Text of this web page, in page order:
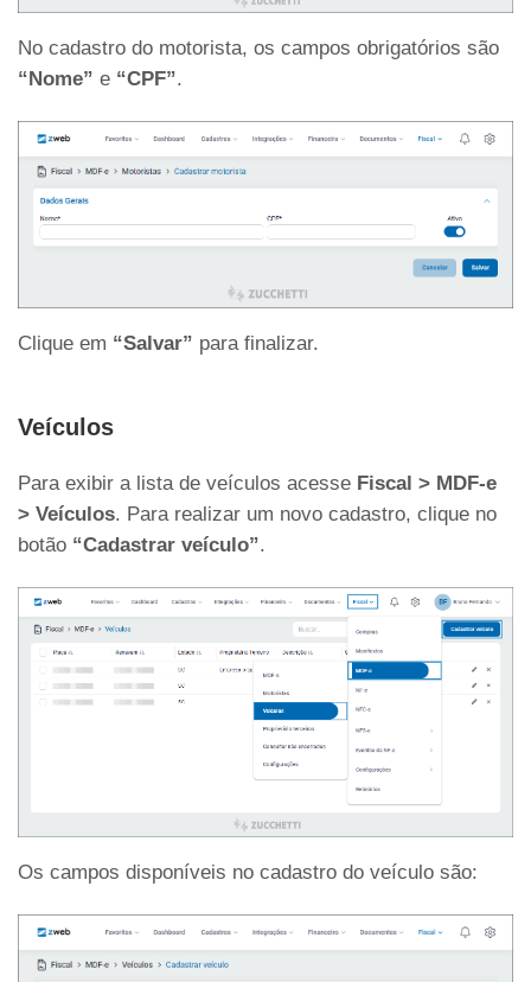
No cadastro do motorista, os campos obrigatórios são
“Nome” e “CPF”.
Clique em “Salvar” para finalizar.
Veículos
Para exibir a lista de veículos acesse Fiscal > MDF-e
> Veículos. Para realizar um novo cadastro, clique no
botão “Cadastrar veículo”.
Os campos disponíveis no cadastro do veículo são: